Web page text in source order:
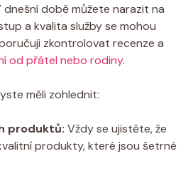
době můžete narazit na
a kvalita služby se mohou
zkontrolovat recenze a
od přátel nebo rodiny.
měli zohlednit:
produktů: Vždy se ujistěte, že
produkty, které jsou šetrné